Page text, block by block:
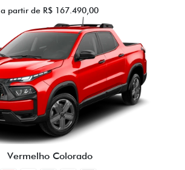
a partir de R$ 167.490,00
Vermelho Colorado